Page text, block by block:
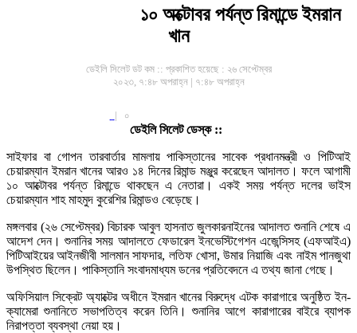
১০ অক্টোবর পর্যন্ত রিমান্ডে ইমরান
খান
ডেইলি সিলেট ডট কম :: প্রকাশিত হয়েছে : ২৬ সেপ্টেম্বর
২০২৩, ৭:৪৮ অপরাহ্ন | ৭:৪৮ অপরাহ্ন
| ০
ডেইলি সিলেট ডেস্ক ::
সাইফার বা গোপন তারবার্তার মামলায় পাকিস্তানের সাবেক প্রধানমন্ত্রী ও পিটিআই
চেয়ারম্যান ইমরান খানের আরও ১৪ দিনের রিমান্ড মঞ্জুর করেছেন আদালত। ফলে আগামী
১০ আক্টোবর পর্যন্ত রিমান্ডে থাকছেন এ নেতারা। একই সময় পর্যন্ত দলের ভাইস
চেয়ারম্যান শাহ মাহমুদ কুরেশির রিমান্ডও বেড়েছে।
মঙ্গলবার (২৬ সেপ্টেম্বর) বিচারক আবুল হাসনাত জুলকারনাইনের আদালত শুনানি শেষে এ
আদেশ দেন। শুনানির সময় আদালতে ফেডারেল ইনভেস্টিগেশন এজেন্সিসহ (এফআইএ)
পিটিআইয়ের আইনজীবী সালমান সাফদার, লতিফ খোসা, উমার নিয়াজি এবং নাইম পানজুথা
উপস্থিত ছিলেন। পাকিস্তানি সংবাদমাধ্যম ডনের প্রতিবেদনে এ তথ্য জানা গেছে।
অফিসিয়াল সিক্রেট অ্যাক্টের অধীনে ইমরান খানের বিরুদ্ধে এটক কারাগারে অনুষ্ঠিত ইন-
ক্যামেরা শুনানিতে সভাপতিত্ব করেন তিনি। শুনানির আগে কারাগারের বাইরে ব্যাপক
নিরাপত্তা ব্যবস্থা নেয়া হয়।